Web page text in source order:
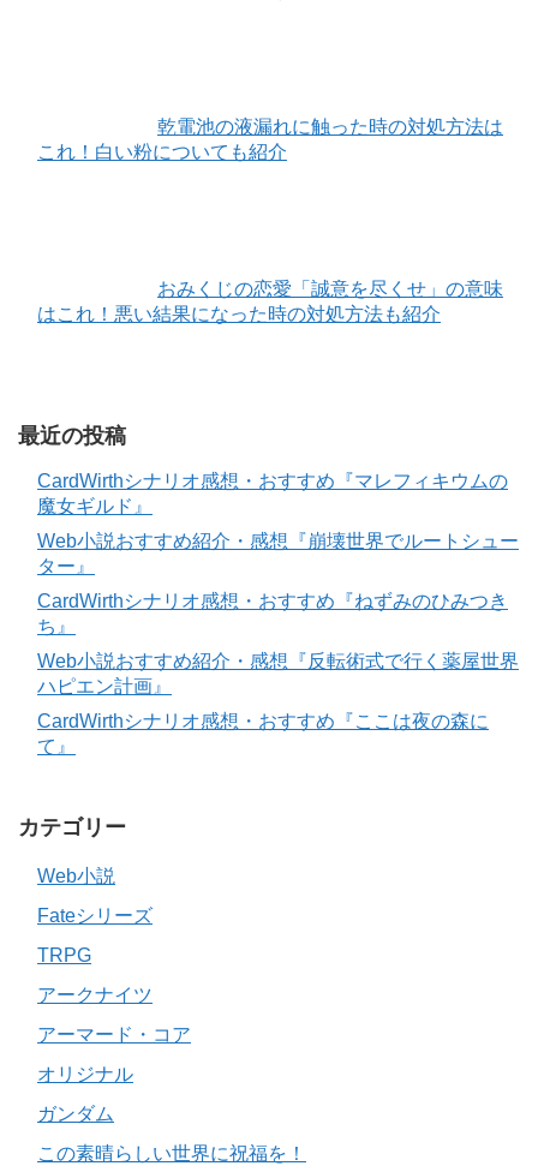
乾電池の液漏れに触った時の対処方法は
これ！白い粉についても紹介
おみくじの恋愛「誠意を尽くせ」の意味
はこれ！悪い結果になった時の対処方法も紹介
最近の投稿
CardWirthシナリオ感想・おすすめ『マレフィキウムの
魔女ギルド』
Web小説おすすめ紹介・感想『崩壊世界でルートシュー
ター』
CardWirthシナリオ感想・おすすめ『ねずみのひみつき
ち』
Web小説おすすめ紹介・感想『反転術式で行く薬屋世界
ハピエン計画』
CardWirthシナリオ感想・おすすめ『ここは夜の森に
て』
カテゴリー
Web小説
Fateシリーズ
TRPG
アークナイツ
アーマード・コア
オリジナル
ガンダム
この素晴らしい世界に祝福を！